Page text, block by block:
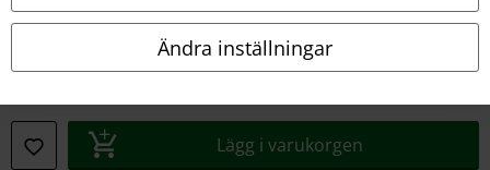
Ändra inställningar
Lägg i varukorgen
Avfallshantering och miljöskydd
Försäkran om överensstämmelse
Information om tillgänglighet